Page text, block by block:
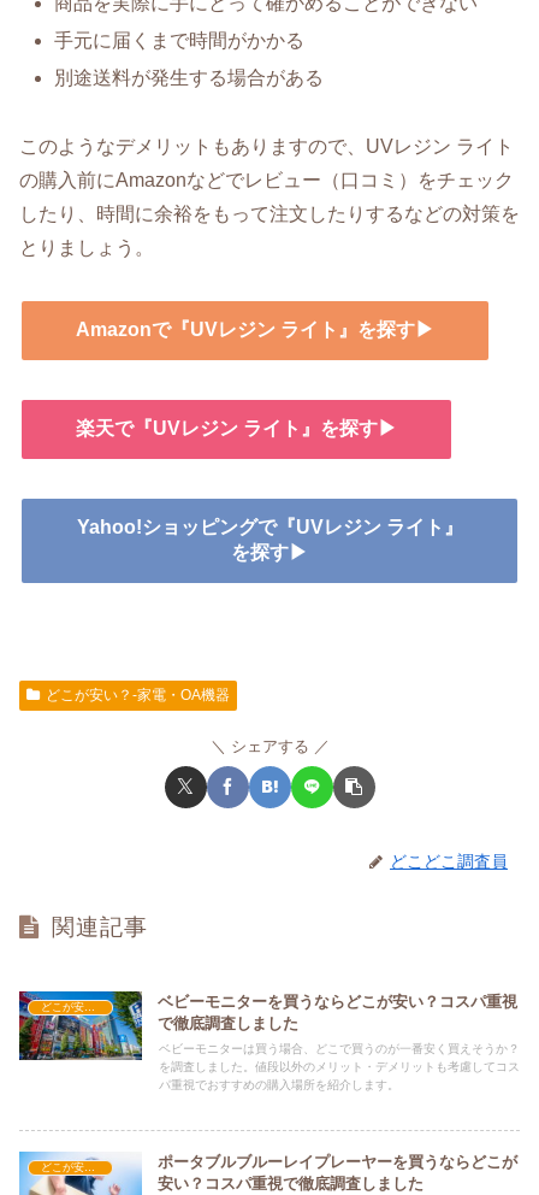
手元に届くまで時間がかかる
別途送料が発生する場合がある
このようなデメリットもありますので、UVレジン ライト
の購入前にAmazonなどでレビュー（口コミ）をチェック
したり、時間に余裕をもって注文したりするなどの対策を
とりましょう。
Amazonで『UVレジン ライト』を探す▶
楽天で『UVレジン ライト』を探す▶
Yahoo!ショッピングで『UVレジン ライト』
を探す▶
どこが安い？-家電・OA機器
シェアする
どこどこ調査員
関連記事
どこが安い？-家電・OA機器
ベビーモニターを買うならどこが安い？コスパ重視
で徹底調査しました
ベビーモニターは買う場合、どこで買うのが一番安く買えそうか？
を調査しました。値段以外のメリット・デメリットも考慮してコス
パ重視でおすすめの購入場所を紹介します。
どこが安い？-家電・OA機器
ポータブルブルーレイプレーヤーを買うならどこが
安い？コスパ重視で徹底調査しました